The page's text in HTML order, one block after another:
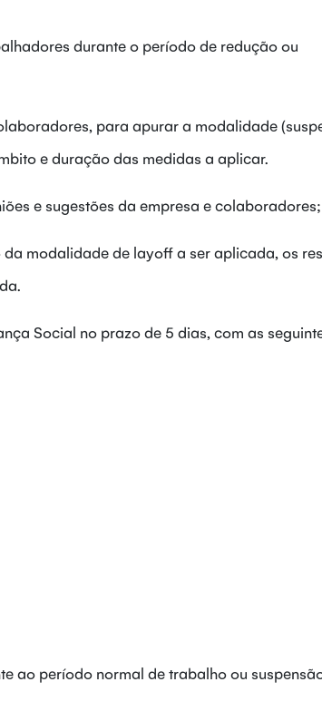
durante o período de redução ou
para apurar a modalidade
e duração das medidas a aplicar.
e sugestões da empresa e colaboradores;
modalidade de layoff a ser aplicada, os
Social no prazo de 5 dias, com as
ao período normal de trabalho ou